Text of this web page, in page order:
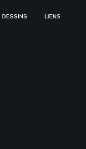
DESSINS LIENS